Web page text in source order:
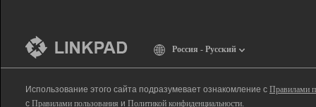
Россия - Русский
Использование этого сайта подразумевает ознакомление с Правилами
с Правилами пользования и Политикой конфиденциальности.